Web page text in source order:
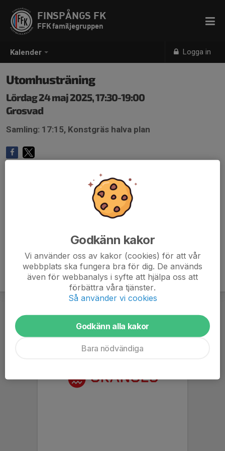
Kalender Logga in
FINSPÅNGS FK
FFK familjegruppen
Utomhusträning
Lördag 24 maj 2025, 17:30-19:00
Grosvad
Samling: 17:15, Konstgräs halva plan
Godkänn kakor
Vi använder oss av kakor (cookies) för att vår
webbplats ska fungera bra för dig. De används
även för webbanalys i syfte att hjälpa oss att
förbättra våra tjänster.
Så använder vi cookies
Godkänn alla kakor
Bara nödvändiga